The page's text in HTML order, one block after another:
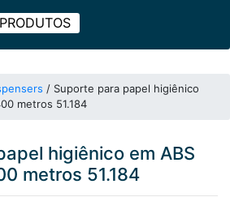
/ Suporte para papel higiênico
metros 51.184
higiênico em ABS
metros 51.184